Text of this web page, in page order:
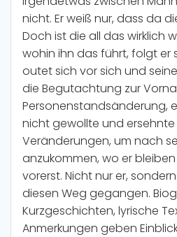
nicht. Er weiß nur, dass da
Doch ist die all das wirklich
wohin ihn das führt, folgt er
outet sich vor sich und
die Begutachtung zur
Personenstandsänderung,
nicht gewollte und ersehnte
Veränderungen, um nach
anzukommen, wo er
vorerst. Nicht nur er,
diesen Weg gegangen.
Kurzgeschichten, lyrische
Anmerkungen geben